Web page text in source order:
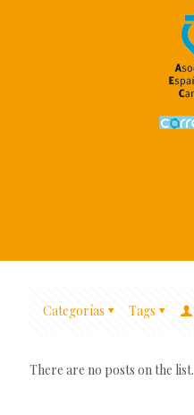
Categorías Tags
There are no posts on the list.